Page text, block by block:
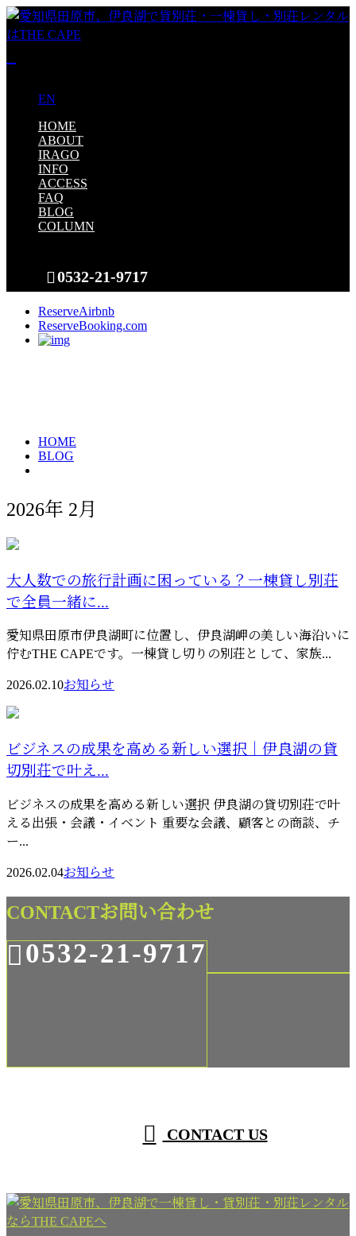
EN
HOME
ABOUT
IRAGO
INFO
ACCESS
FAQ
BLOG
COLUMN
0532-21-9717
CONTACT
ReserveAirbnb
ReserveBooking.com
HOME
BLOG
2026年 2月
大人数での旅行計画に困っている？一棟貸し別荘
で全員一緒に...
愛知県田原市伊良湖町に位置し、伊良湖岬の美しい海沿いに
佇むTHE CAPEです。一棟貸し切りの別荘として、家族...
2026.02.10お知らせ
ビジネスの成果を高める新しい選択｜伊良湖の貸
切別荘で叶え...
ビジネスの成果を高める新しい選択 伊良湖の貸切別荘で叶
える出張・会議・イベント 重要な会議、顧客との商談、チ
ー...
2026.02.04お知らせ
CONTACTお問い合わせ
0532-21-9717
CONTACT US